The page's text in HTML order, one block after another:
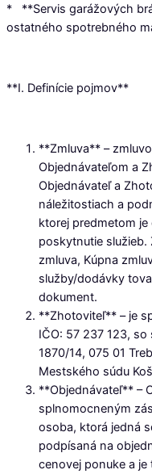
* **Servis garážových
ostatného spotrebného
**I. Definície pojmov**
**Zmluva** –
Objednávateľom a
Objednávateľ a
náležitostiach a
ktorej predmetom
poskytnutie služieb.
zmluva, Kúpna
služby/dodávky
dokument.
**Zhotoviteľ** – je
IČO: 57 237 123,
1870/14, 075 01
Mestského súdu
**Objednávateľ** –
splnomocneným
osoba, ktorá jedná
podpísaná na
cenovej ponuke a